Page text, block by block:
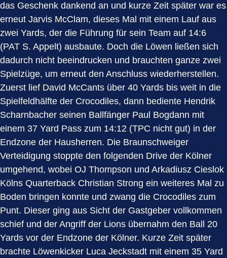
das Geschenk dankend an und kurze Zeit später war es
erneut Jarvis McClam, dieses Mal mit einem Lauf aus
zwei Yards, der die Führung für sein Team auf 14:6
(PAT S. Appelt) ausbaute. Doch die Löwen ließen sich
dadurch nicht beeindrucken und brauchten ganze zwei
Spielzüge, um erneut den Anschluss wiederherstellen.
Zuerst lief David McCants über 40 Yards bis weit in die
Spielfeldhälfte der Crocodiles, dann bediente Hendrik
Scharnbacher seinen Ballfänger Paul Bogdann mit
einem 37 Yard Pass zum 14:12 (TPC nicht gut) in der
Endzone der Hausherren. Die Braunschweiger
Verteidigung stoppte den folgenden Drive der Kölner
umgehend, wobei OJ Thompson und Arkadiusz Cieslok
Kölns Quarterback Christian Strong ein weiteres Mal zu
Boden bringen konnte und zwang die Crocodiles zum
Punt. Dieser ging aus Sicht der Gastgeber vollkommen
schief und der Angriff der Lions übernahm den Ball 20
Yards vor der Endzone der Kölner. Kurze Zeit später
brachte Löwenkicker Luca Jeckstadt mit einem 35 Yard